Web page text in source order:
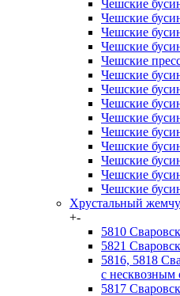
Чешские
Чешские
Чешские
Чешские
Чешские
Чешские
Чешские
Чешские
Чешские
Чешские
Чешские
Чешские
Чешские
Чешские
Хрустальный
+-
5810
5821
5816, 5818
с несквозным
5817